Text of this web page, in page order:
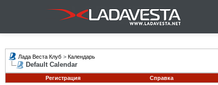
Лада Веста Клуб > Календарь
Default Calendar
Регистрация
Справка